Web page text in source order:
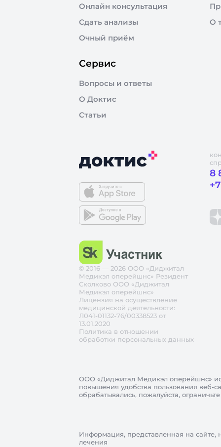
Онлайн консультация
Сдать анализы
Очный приём
О
Сервис
Вопросы и ответы
О Доктис
Статьи
8
© 2016 — 2026 ООО «Диджитал
Медикэл оперейшнс» Резидент
Сколково ООО «Диджитал
Медикэл оперейшнс»
Лицензия на осуществление
медицинской деятельности:
Л041-01132-76/00338523 от
13.01.2020
Политика в отношении
обработки персональных данных
ООО «Диджитал Медикэл оперейшнс»
повышения удобства пользования веб-
обрабатывались, пожалуйста,
Информация, представленная на сайте,
лечения